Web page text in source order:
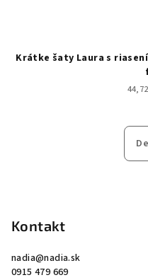
Krátke šaty Laura s
Kontakt
nadia@nadia.sk
0915 479 669